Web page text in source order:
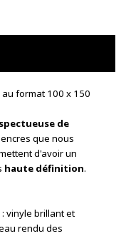
format 100 x 150
de
que nous
d'avoir un
haute définition.
: vinyle brillant et
rendu des